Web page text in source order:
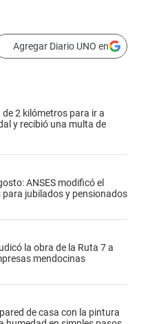
Agregar Diario UNO en
2 kilómetros para ir a
y recibió una multa de
ANSES modificó el
para jubilados y pensionados
la obra de la Ruta 7 a
mendocinas
de casa con la pintura